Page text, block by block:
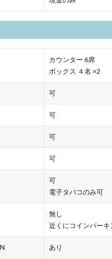
カウンター 6席
ボックス ４名 ×2
可
可
可
可
可
電子タバコのみ可
無し
近くにコインパー
あり